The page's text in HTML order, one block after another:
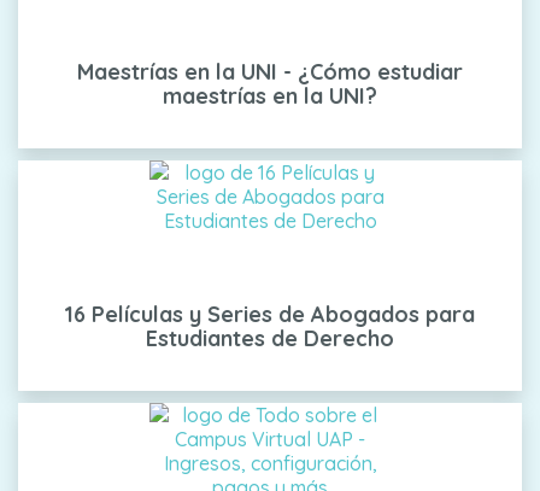
Maestrías en la UNI - ¿Cómo estudiar
maestrías en la UNI?
16 Películas y Series de Abogados para
Estudiantes de Derecho